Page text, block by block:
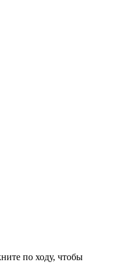
по ходу, чтобы